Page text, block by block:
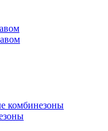
комбинезоны